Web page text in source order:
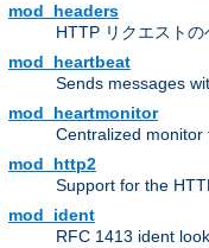
mod_headers
HTTP リクエスト
mod_heartbeat
Sends messages
mod_heartmonitor
Centralized
mod_http2
Support for the
mod_ident
RFC 1413 ident